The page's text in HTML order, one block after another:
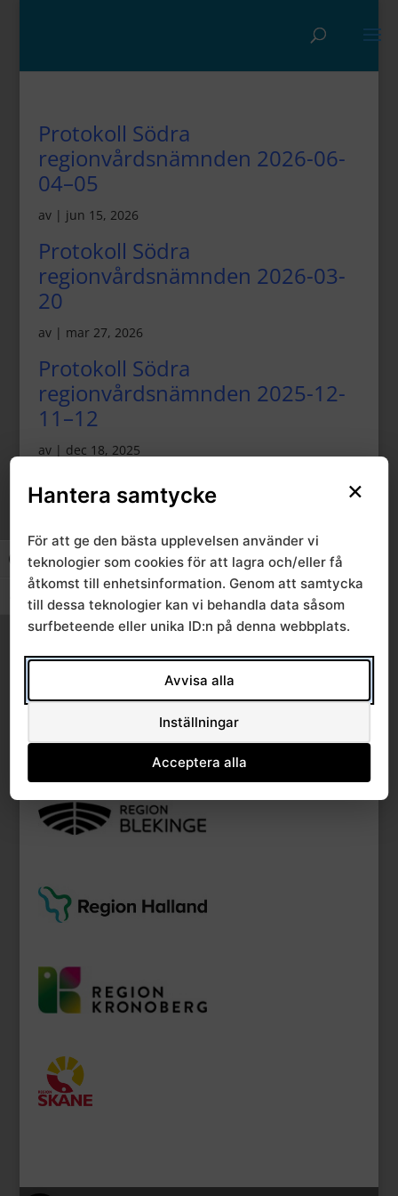
Slå på/av hög kontrast
Slå på/av textstorlek
Protokoll Södra
regionvårdsnämnden 2026-06-
04–05
av | jun 15, 2026
Protokoll Södra
regionvårdsnämnden 2026-03-
20
av | mar 27, 2026
Protokoll Södra
regionvårdsnämnden 2025-12-
11–12
av | dec 18, 2025
Protokoll Södra
regionvårdsnämnden 2025-10-
24
av|nov 5, 2025
Protokoll Södra
regionvårdsnämnden 2025-06-
05
×
Hantera samtycke
För att ge den bästa upplevelsen använder vi
teknologier som cookies för att lagra och/eller få
åtkomst till enhetsinformation. Genom att samtycka
till dessa teknologier kan vi behandla data såsom
surfbeteende eller unika ID:n på denna webbplats.
Avvisa alla
Inställningar
Acceptera alla